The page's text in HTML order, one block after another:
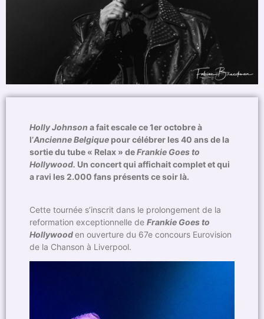
Holly Johnson a fait escale ce 1er octobre à
l’Ancienne Belgique pour célébrer les 40 ans de la
sortie du tube « Relax » deFrankie Goes to
Hollywood. Un concert qui affichait complet et qui
a ravi les 2.000 fans présents ce soir là.
Cette tournée s’inscrit dans le prolongement de la
reformation exceptionnelle de Frankie Goes to
Hollywooden ouverture du 67e concours Eurovision
de la Chanson à Liverpool.